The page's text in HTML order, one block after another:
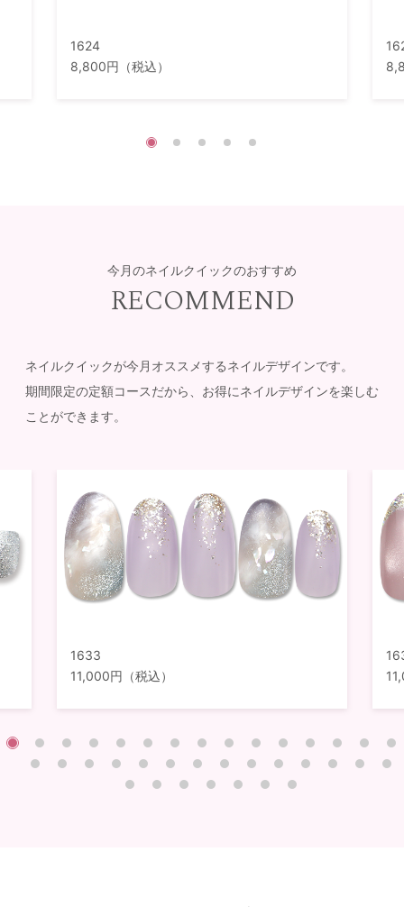
1624
8,800円（税込）
今月のネイルクイックのおすすめ
RECOMMEND
ネイルクイックが今月オススメするネイルデザインです。
期間限定の定額コースだから、お得にネイルデザインを楽しむ
ことができます。
1633
11,000円（税込）